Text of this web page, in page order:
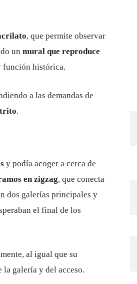
, que permite observar
un mural que reproduce
función histórica.
a las demandas de
.
y podía acoger a cerca de
en zigzag, que conecta
dos galerías principales y
el final de los
al igual que su
la galería y del acceso.